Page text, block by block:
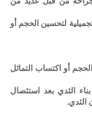
لتحسين الحجم أو
أو اكتساب التماثل
الثدي بعد استئصال
الثدي.